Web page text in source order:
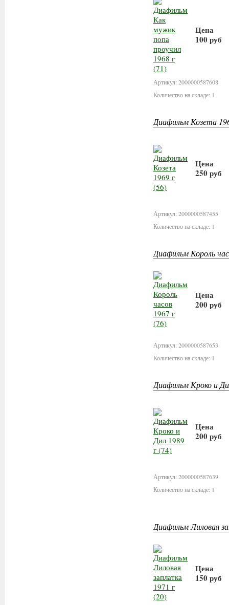
Цена
100 руб
Артикул: 2000000587608
Количество на складе: 1
Диафильм Козета
Цена
250 руб
Артикул: 2000000587455
Количество на складе: 1
Диафильм Король
Цена
200 руб
Артикул: 2000000587653
Количество на складе: 1
Диафильм Кроко и
Цена
200 руб
Артикул: 2000000587639
Количество на складе: 1
Диафильм Лиловая
Цена
150 руб